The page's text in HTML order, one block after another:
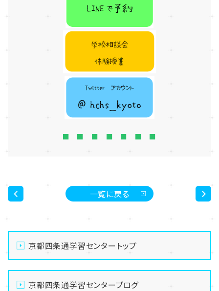
■ ■ ■ ■ ■ ■ ■
一覧に戻る
京都四条通学習センタートップ
京都四条通学習センターブログ